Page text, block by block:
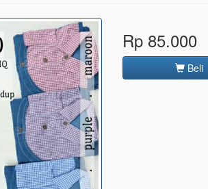
Rp 85.000
Beli